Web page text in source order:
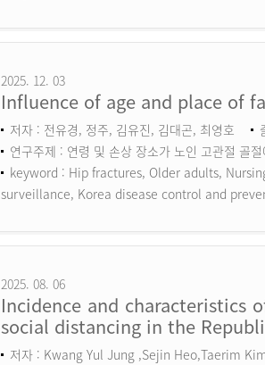
2025. 12. 03
Influence of age and place of
저자 : 전유경, 정주, 김유진, 김대곤, 최영호
연구주제 : 연령 및 손상 장소가 노인 고관절 골
keyword : Hip fractures, Older adults,
surveillance, Korea disease control and
2025. 08. 06
Incidence and characteristics
social distancing in the
저자 : Kwang Yul Jung ,Sejin Heo,Taerim